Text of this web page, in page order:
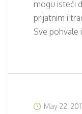
mogu isteći
prijatnim i
Sve
May 22,